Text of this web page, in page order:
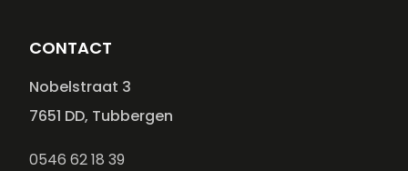
CONTACT
Nobelstraat 3
7651 DD, Tubbergen
0546 62 18 39